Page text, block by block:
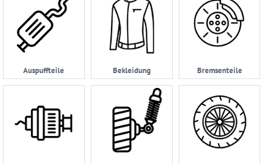
Auspuffteile Bekleidung Bremsenteile